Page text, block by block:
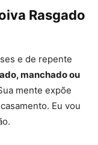
Rasgado
e de repente
manchado ou
mente expõe
Eu vou